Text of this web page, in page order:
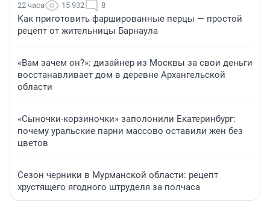
22 часа 15 932 8
Как приготовить фаршированные перцы — простой
рецепт от жительницы Барнаула
«Вам зачем он?»: дизайнер из Москвы за свои деньги
восстанавливает дом в деревне Архангельской
области
«Сыночки-корзиночки» заполонили Екатеринбург:
почему уральские парни массово оставили жен без
цветов
Сезон черники в Мурманской области: рецепт
хрустящего ягодного штруделя за полчаса